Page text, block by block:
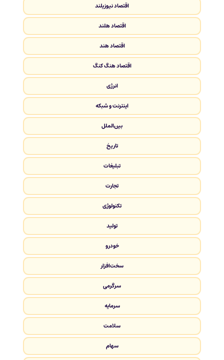
اقتصاد نیوزیلند
اقتصاد هلند
اقتصاد هند
اقتصاد هنگ کنگ
انرژی
اینترنت و شبکه
بین‌الملل
تاریخ
تبلیغات
تجارت
تکنولوژی
تولید
خودرو
سخت‌افزار
سرگرمی
سرمایه
سلامت
سهام